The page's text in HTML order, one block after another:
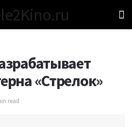
«Стрелок»
read